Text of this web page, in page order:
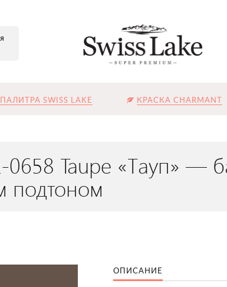
ПАЛИТРА SWISS LAKE КРАСКА CHARMANT
0658 Taupe «Тауп» —
подтоном
ОПИСАНИЕ